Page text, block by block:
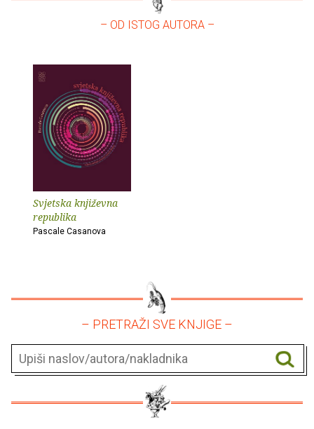
– OD ISTOG AUTORA –
Svjetska književna
republika
Pascale Casanova
– PRETRAŽI SVE KNJIGE –